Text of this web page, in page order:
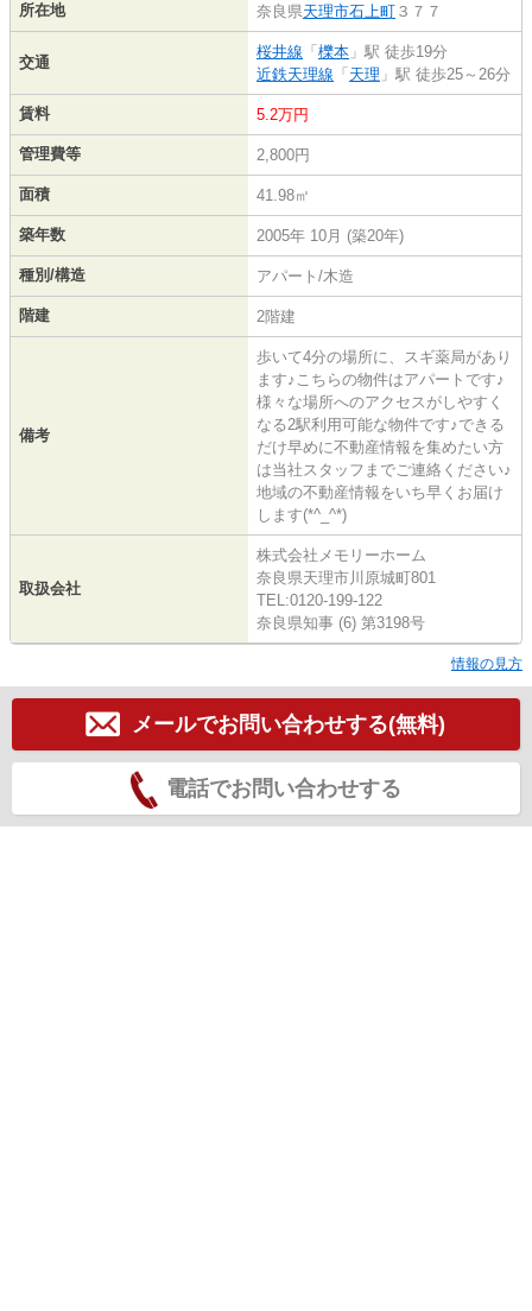
所在地 奈良県天理市石上町 ３７７
交通
桜井線 「 櫟本 」駅 徒歩19分
近鉄天理線 「 天理 」駅 徒歩25～26分
賃料 5.2万円
管理費等 2,800円
面積 41.98㎡
築年数 2005年 10月 (築20年)
種別/構造 アパート/木造
階建 2階建
備考
歩いて4分の場所に、スギ薬局があり
ます♪こちらの物件はアパートです♪
様々な場所へのアクセスがしやすく
なる2駅利用可能な物件です♪できる
だけ早めに不動産情報を集めたい方
は当社スタッフまでご連絡ください♪
地域の不動産情報をいち早くお届け
します(*^_^*)
取扱会社
株式会社メモリーホーム
奈良県天理市川原城町801
TEL:0120-199-122
奈良県知事 (6) 第3198号
情報の見方
メールでお問い合わせする(無料)
電話でお問い合わせする